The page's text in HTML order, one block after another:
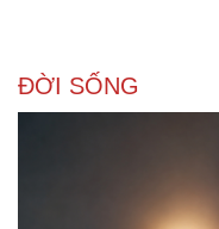
ĐỜI SỐNG